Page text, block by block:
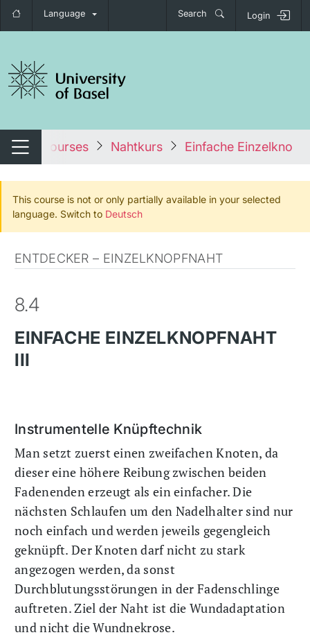
Language Search Login
navigation
Switch navigation
All courses Nahtkurs Einfache
This course is not or only partially available in your selected
language. Switch to Deutsch
ENTDECKER – EINZELKNOPFNAHT
8.4
EINFACHE EINZELKNOPFNAHT
III
Instrumentelle Knüpftechnik
Man setzt zuerst einen zweifachen Knoten, da
dieser eine höhere Reibung zwischen beiden
Fadenenden erzeugt als ein einfacher. Die
nächsten Schlaufen um den Nadelhalter sind nur
noch einfach und werden jeweils gegengleich
geknüpft. Der Knoten darf nicht zu stark
angezogen werden, da sonst
Durchblutungsstörungen in der Fadenschlinge
auftreten. Ziel der Naht ist die Wundadaptation
und nicht die Wundnekrose.